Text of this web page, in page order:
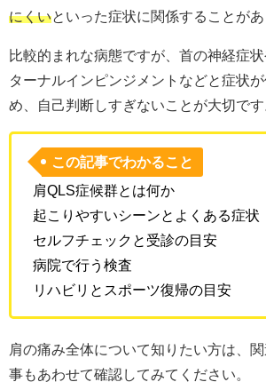
にくいといった症状に関係することがあ
比較的まれな病態ですが、首の神経症
ターナルインピンジメントなどと症状
め、自己判断しすぎないことが大切です
この記事でわかること
肩QLS症候群とは何か
起こりやすいシーンとよくある症状
セルフチェックと受診の目安
病院で行う検査
リハビリとスポーツ復帰の目安
肩の痛み全体について知りたい方は、
事もあわせて確認してみてください。